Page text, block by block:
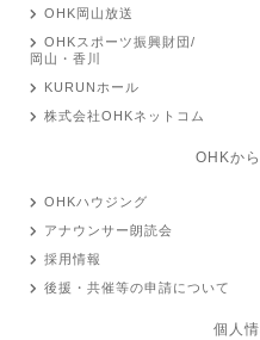
OHK岡山放送
OHKスポーツ振興財団/
岡山・香川
KURUNホール
株式会社OHKネットコム
OHKか
OHKハウジング
アナウンサー朗読会
採用情報
後援・共催等の申請について
個人